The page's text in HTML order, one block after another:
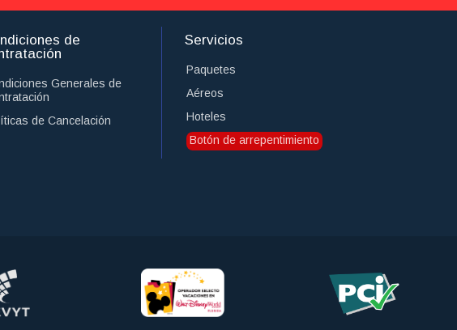
de
Generales de
de Cancelación
Servicios
Paquetes
Aéreos
Hoteles
Botón de arrepentimiento